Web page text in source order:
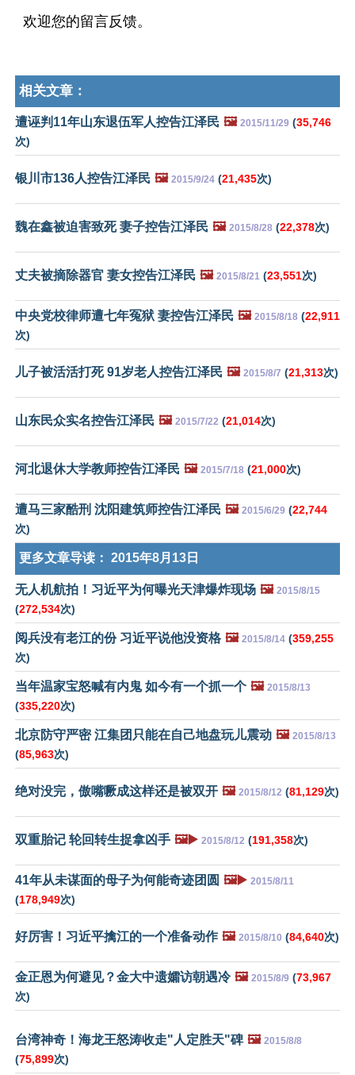
欢迎您的留言反馈。
相关文章：
遭诬判11年山东退伍军人控告江泽民 🖼️ 2015/11/29 (35,746
次)
银川市136人控告江泽民 🖼️ 2015/9/24 (21,435次)
魏在鑫被迫害致死 妻子控告江泽民 🖼️ 2015/8/28 (22,378次)
丈夫被摘除器官 妻女控告江泽民 🖼️ 2015/8/21 (23,551次)
中央党校律师遭七年冤狱 妻控告江泽民 🖼️ 2015/8/18 (22,911
次)
儿子被活活打死 91岁老人控告江泽民 🖼️ 2015/8/7 (21,313次)
山东民众实名控告江泽民 🖼️ 2015/7/22 (21,014次)
河北退休大学教师控告江泽民 🖼️ 2015/7/18 (21,000次)
遭马三家酷刑 沈阳建筑师控告江泽民 🖼️ 2015/6/29 (22,744
次)
更多文章导读： 2015年8月13日
无人机航拍！习近平为何曝光天津爆炸现场 🖼️ 2015/8/15
(272,534次)
阅兵没有老江的份 习近平说他没资格 🖼️ 2015/8/14 (359,255
次)
当年温家宝怒喊有内鬼 如今有一个抓一个 🖼️ 2015/8/13
(335,220次)
北京防守严密 江集团只能在自己地盘玩儿震动 🖼️ 2015/8/13
(85,963次)
绝对没完，傲嘴噘成这样还是被双开 🖼️ 2015/8/12 (81,129次)
双重胎记 轮回转生捉拿凶手 🖼️▶️ 2015/8/12 (191,358次)
41年从未谋面的母子为何能奇迹团圆 🖼️▶️ 2015/8/11
(178,949次)
好厉害！习近平擒江的一个准备动作 🖼️ 2015/8/10 (84,640次)
金正恩为何避见？金大中遗孀访朝遇冷 🖼️ 2015/8/9 (73,967
次)
台湾神奇！海龙王怒涛收走"人定胜天"碑 🖼️ 2015/8/8
(75,899次)